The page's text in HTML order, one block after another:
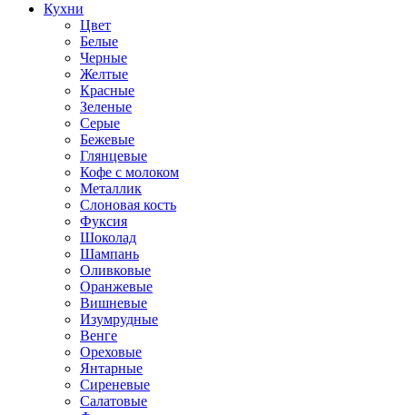
Кухни
Цвет
Белые
Черные
Желтые
Красные
Зеленые
Серые
Бежевые
Глянцевые
Кофе с молоком
Металлик
Слоновая кость
Фуксия
Шоколад
Шампань
Оливковые
Оранжевые
Вишневые
Изумрудные
Венге
Ореховые
Янтарные
Сиреневые
Салатовые